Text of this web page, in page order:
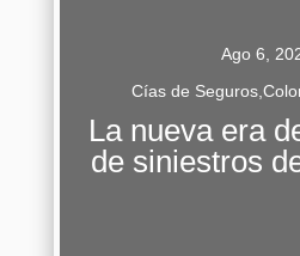
Ago 6,
Cías de Seguros,
La nueva era
de siniestros
Gestión de siniestros de
siniestros de movilidad
de transformación